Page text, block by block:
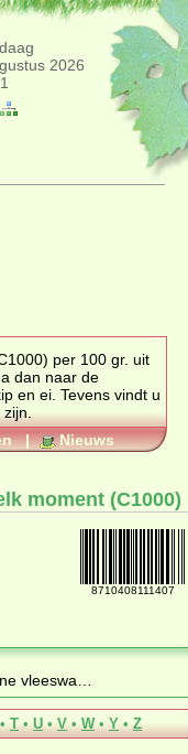
2026
per 100 gr. uit
Ga dan naar de
en ei
|
Nieuws
moment (C1000)
8710408111407
vleeswa…
• T • U • V • W • Y • Z